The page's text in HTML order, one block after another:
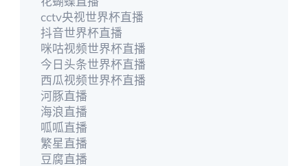
cctv央视世界杯直播
抖音世界杯直播
咪咕视频世界杯直播
今日头条世界杯直播
西瓜视频世界杯直播
河豚直播
海浪直播
呱呱直播
繁星直播
豆腐直播